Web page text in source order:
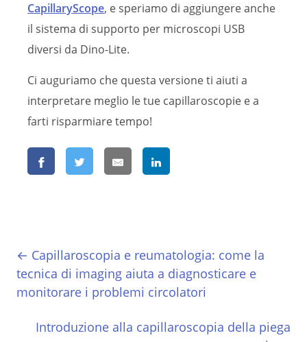
CapillaryScope, e speriamo di aggiungere anche
il sistema di supporto per microscopi USB
diversi da Dino-Lite.
Ci auguriamo che questa versione ti aiuti a
interpretare meglio le tue capillaroscopie e a
farti risparmiare tempo!
← Capillaroscopia e reumatologia: come la
tecnica di imaging aiuta a diagnosticare e
monitorare i problemi circolatori
Introduzione alla capillaroscopia della piega